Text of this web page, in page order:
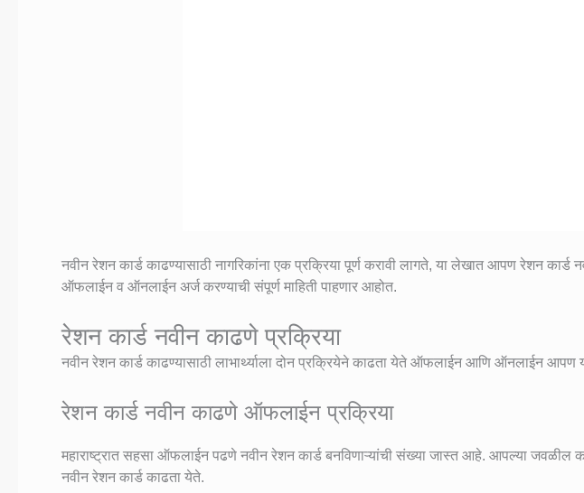
नवीन रेशन कार्ड काढण्यासाठी नागरिकांना एक प्रक्रिया पूर्ण करावी लागते, या लेखात आपण रेशन
ऑफलाईन व ऑनलाईन अर्ज करण्याची संपूर्ण माहिती पाहणार आहोत.
रेशन कार्ड नवीन काढणे प्रक्रिया
नवीन रेशन कार्ड काढण्यासाठी लाभार्थ्याला दोन प्रक्रियेने काढता येते ऑफलाईन आणि ऑनलाईन आपण
रेशन कार्ड नवीन काढणे ऑफलाईन प्रक्रिया
महाराष्ट्रात सहसा ऑफलाईन पढणे नवीन रेशन कार्ड बनविणाऱ्यांची संख्या जास्त आहे. आपल्या
नवीन रेशन कार्ड काढता येते.